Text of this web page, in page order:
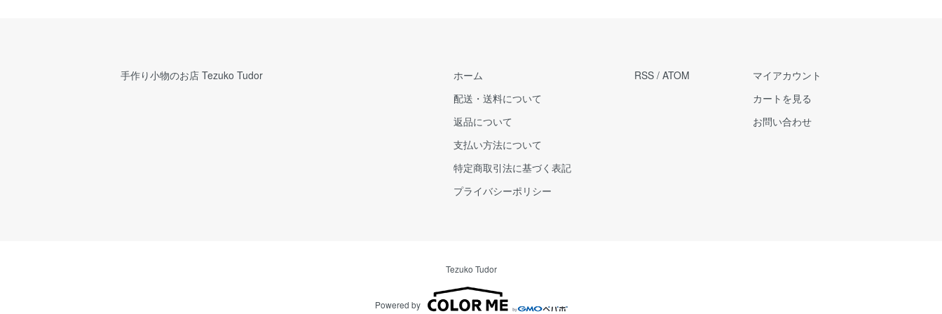
手作り小物のお店 Tezuko Tudor
ホーム
配送・送料について
返品について
支払い方法について
特定商取引法に基づく表記
プライバシーポリシー
RSS / ATOM
マイアカウント
カートを見る
お問い合わせ
Tezuko Tudor
Powered by